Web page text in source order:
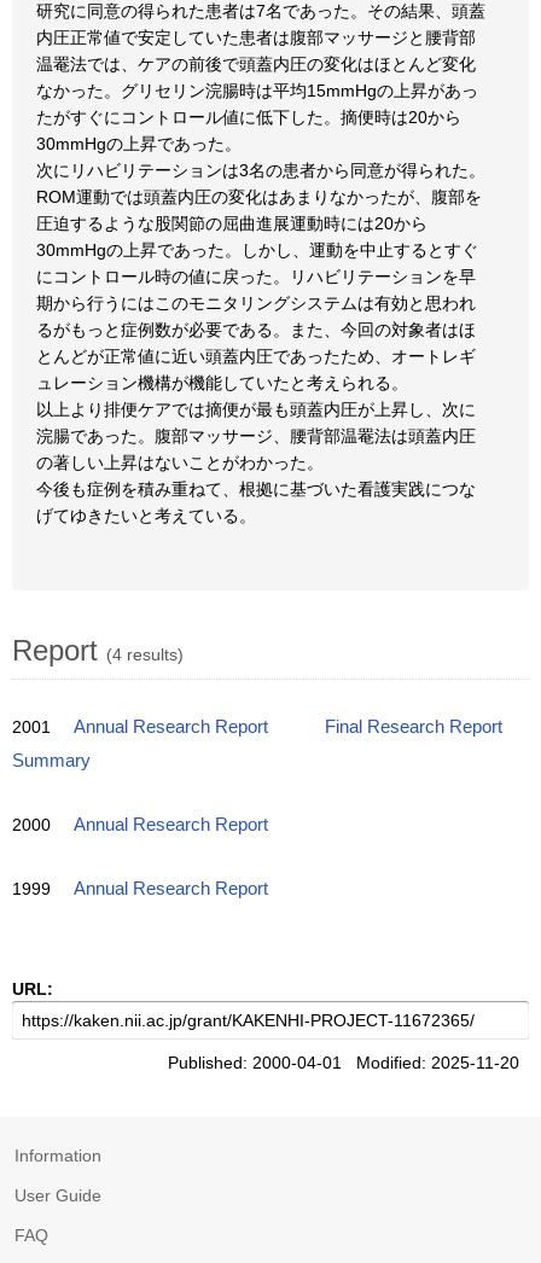
研究に同意の得られた患者は7名であった。その結果、頭蓋
内圧正常値で安定していた患者は腹部マッサージと腰背部
温罨法では、ケアの前後で頭蓋内圧の変化はほとんど変化
なかった。グリセリン浣腸時は平均15mmHgの上昇があっ
たがすぐにコントロール値に低下した。摘便時は20から
30mmHgの上昇であった。
次にリハビリテーションは3名の患者から同意が得られた。
ROM運動では頭蓋内圧の変化はあまりなかったが、腹部を
圧迫するような股関節の屈曲進展運動時には20から
30mmHgの上昇であった。しかし、運動を中止するとすぐ
にコントロール時の値に戻った。リハビリテーションを早
期から行うにはこのモニタリングシステムは有効と思われ
るがもっと症例数が必要である。また、今回の対象者はほ
とんどが正常値に近い頭蓋内圧であったため、オートレギ
ュレーション機構が機能していたと考えられる。
以上より排便ケアでは摘便が最も頭蓋内圧が上昇し、次に
浣腸であった。腹部マッサージ、腰背部温罨法は頭蓋内圧
の著しい上昇はないことがわかった。
今後も症例を積み重ねて、根拠に基づいた看護実践につな
げてゆきたいと考えている。
Report (4 results)
2001 Annual Research Report
Final Research Report
Summary
2000 Annual Research Report
1999 Annual Research Report
URL:
Published: 2000-04-01 Modified: 2025-11-20
Information
User Guide
FAQ